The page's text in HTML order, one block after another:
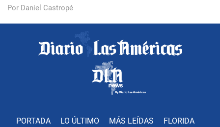
Por Daniel Castropé
PORTADA LO ÚLTIMO MÁS LEÍDAS FLORIDA